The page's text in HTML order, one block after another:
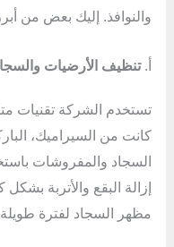
والنوافذ. إليك بعض من
أ.تنظيف الأرضيات
تستخدم الشركة تقنيات
كانت من السيراميك،
السجاد والمفروشات
إزالة البقع والأتربة
مظهر السجاد لفترة